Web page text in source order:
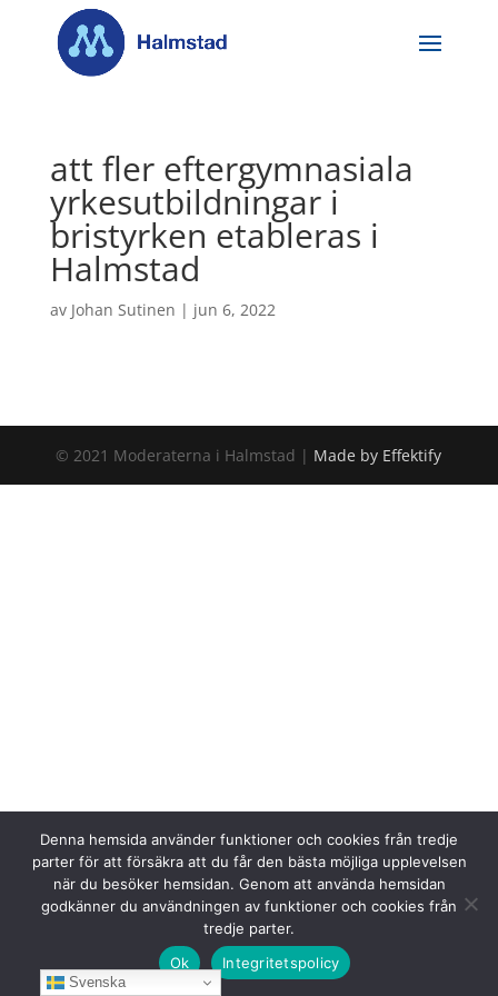
att fler eftergymnasiala
yrkesutbildningar i
bristyrken etableras i
Halmstad
av Johan Sutinen | jun 6, 2022
© 2021 Moderaterna i Halmstad | Made by Effektify
Svenska
Denna hemsida använder funktioner och cookies från tredje
parter för att försäkra att du får den bästa möjliga upplevelsen
när du besöker hemsidan. Genom att använda hemsidan
godkänner du användningen av funktioner och cookies från
tredje parter.
Ok
Integritetspolicy